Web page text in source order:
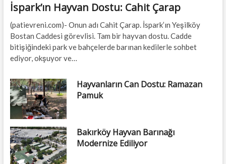
İspark’ın Hayvan Dostu: Cahit Çarap
(patievreni.com)- Onun adı Cahit Çarap. İspark’ın Yeşilköy
Bostan Caddesi görevlisi. Tam bir hayvan dostu. Cadde
bitişiğindeki park ve bahçelerde barınan kedilerle sohbet
ediyor, okşuyor ve…
Hayvanların Can Dostu: Ramazan
Pamuk
Bakırköy Hayvan Barınağı
Modernize Ediliyor